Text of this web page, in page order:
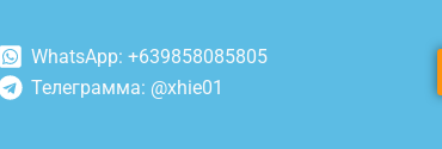
WhatsApp: +639858085805
Телеграмма: @xhie01